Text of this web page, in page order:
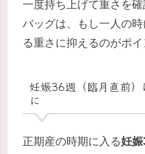
一度持ち上げて重さを
バッグは、もし一人の
る重さに抑えるのがポイ
妊娠36週（臨月直前
に
正期産の時期に入る妊娠